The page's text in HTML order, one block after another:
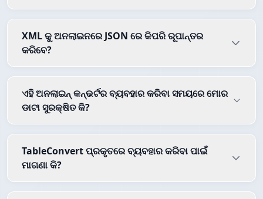
XML କୁ ଅନଲାଇନରେ JSON ରେ କିପରି ରୂପାନ୍ତର
କରିବେ?
ଏହି ଅନଲାଇନ୍ କନ୍ଭର୍ଟର ବ୍ୟବହାର କରିବା ସମୟରେ ମୋର
ଡାଟା ସୁରକ୍ଷିତ କି?
TableConvert ପ୍ରକୃତରେ ବ୍ୟବହାର କରିବା ପାଇଁ
ମାଗଣା କି?